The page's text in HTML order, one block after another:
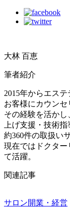
大林 百恵
筆者紹介
2015年からエス
お客様にカウンセ
その経験を活か
上げ支援・技術指
約360件の取扱い
現在ではドクター
て活躍。
関連記事
サロン開業・経営